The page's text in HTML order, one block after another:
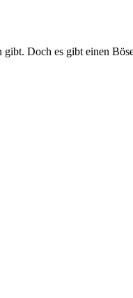
Doch es gibt einen